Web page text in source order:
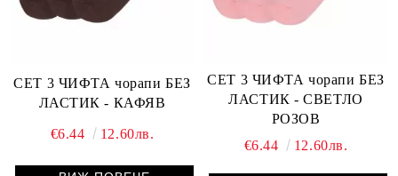
СЕТ 3 ЧИФТА чорапи БЕЗ
ЛАСТИК - КАФЯВ
€6.44 12.60лв.
СЕТ 3 ЧИФТА чорапи БЕЗ
ЛАСТИК - СВЕТЛО
РОЗОВ
€6.44
12.60лв.